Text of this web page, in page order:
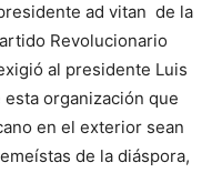
ad vitan de la
Revolucionario
al presidente Luis
organización que
en el exterior sean
de la diáspora,